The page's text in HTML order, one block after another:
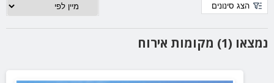
נמצאו (1) מקומות אירוח
הצג סינונים